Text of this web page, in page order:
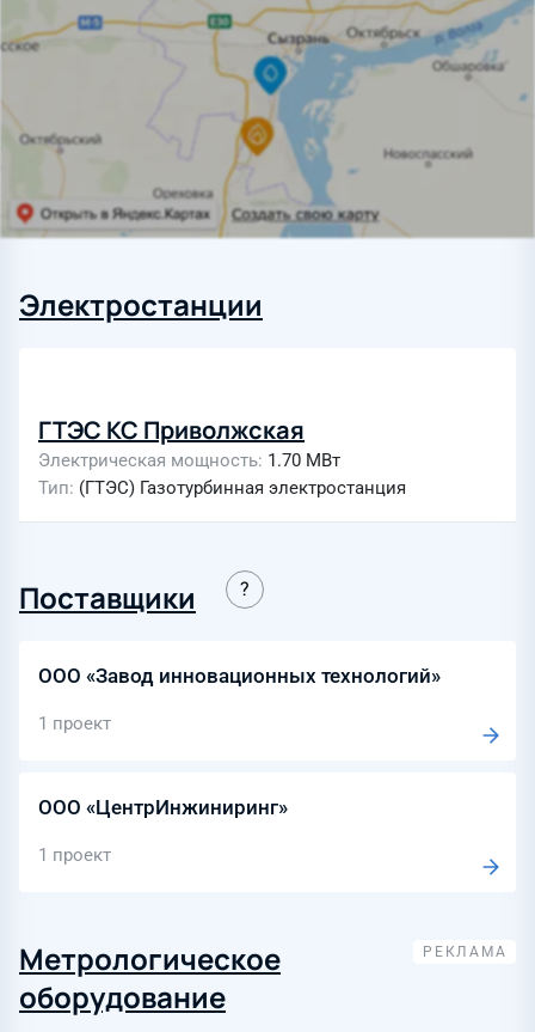
Электростанции
ГТЭС КС Приволжская
Электрическая мощность 1.70 МВт
Тип (ГТЭС) Газотурбинная электростанция
Поставщики
ООО «Завод инновационных технологий»
1 проект
ООО «ЦентрИнжиниринг»
1 проект
Метрологическое
оборудование